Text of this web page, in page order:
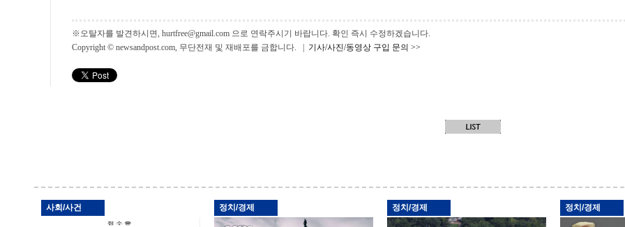
※오탈자를 발견하시면, hurtfree@gmail.com 으로 연락주시기 바랍니다. 확인 즉시 수정하겠습니다.
Copyright © newsandpost.com, 무단전재 및 재배포를 금합니다. | 기사/사진/동영상 구입 문의 >>
사회/사건 정치/경제 정치/경제 정치/경제